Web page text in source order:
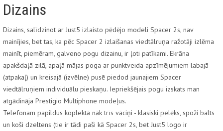
Dizains
Dizains, salīdzinot ar Just5 izlaisto pēdējo modeli Spacer 2s, nav
mainījies, bet tas, ka pēc Spacer 2 izlaišanas viedtālruņa ražotāji izlēma
mainīt, piemēram, galveno pogu dizainu, ir ļoti patīkami. Ekrāna
apakšdaļā zilā, apaļā mājas poga ar punktveida apzīmējumiem labajā
(atpakaļ) un kreisajā (izvēlne) pusē piedod jaunajiem Spacer
viedtālruņiem individuālu pieskaņu. Iepriekšējais pogu izskats man
atgādināja Prestigio Multiphone modeļus.
Telefonam papildus koplektā nāk trīs vāciņi - klasiski pelēks, spoži balts
un koši dzeltens (tie ir tādi paši kā Spacer 2s, bet Just5 logo ir